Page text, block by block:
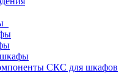
шкафы
СКС для шкафов